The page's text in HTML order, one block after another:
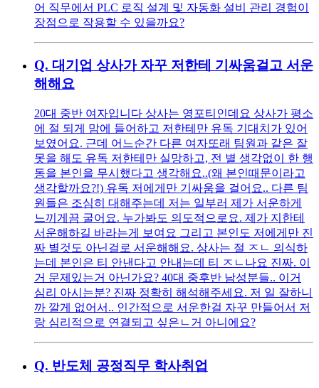
어 직무에서 PLC 로직 설계 및 자동화 설비 관리 경험이
장점으로 작용할 수 있을까요?
Q. 대기업 상사가 자꾸 저한테 기싸움걸고 서운
해해요
20대 중반 여자입니다 상사는 영포티인데요 상사가 평소
에 절 되게 맘에 들어하고 저한테만 유독 기대치가 있어
보였어요. 근데 어느순간 다른 여자또래 팀원과 같은 잘
못을 해도 유독 저한테만 실망하고, 전 별 생각없이 한 행
동을 본인을 무시했다고 생각해요..(왜 본인때문이라고
생각할까요?!) 유독 저에게만 기싸움을 걸어요.. 다른 팀
원들은 조심히 대해주는데 저는 일부러 제가 서운하게
느끼게끔 굴어요. 누가봐도 의도적으로요. 제가 지한테
서운해하길 바라는게 보여요 그리고 본인도 저에게만 진
짜 별것도 아닌걸로 서운해해요. 상사는 절 ㅈㄴ 의식하
는데 본인은 티 안낸다고 안내는데 티 ㅈㄴ나요 진짜. 이
거 문제있는거 아닌가요? 40대 중후반 남성분들.. 이거
심리 아시는분? 진짜 정확히 해석해주세요. 저 일 잘하니
까 깔게 없어서.. 인간적으로 서운한걸 자꾸 만들어서 저
랑 심리적으로 연결되고 싶은ㄴ거 아니에요?
Q. 반도체 공정직무 학사취업